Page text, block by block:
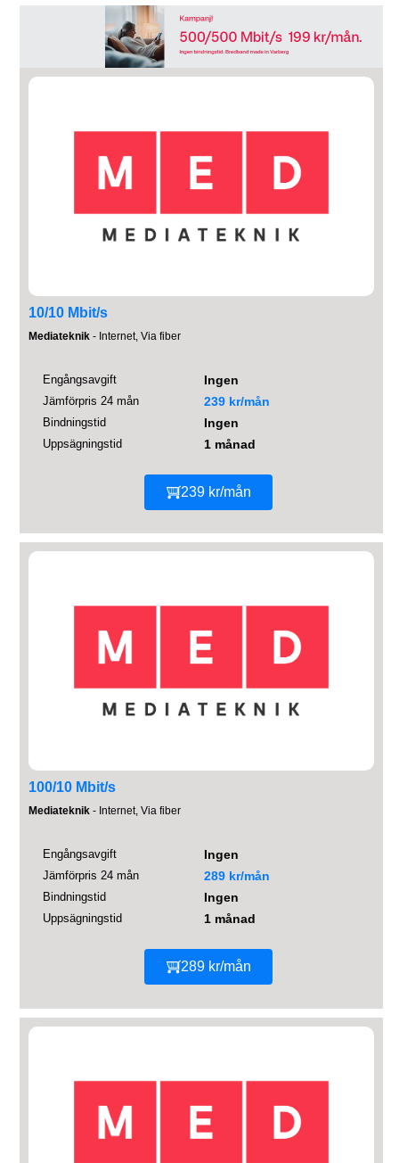
10/10 Mbit/s
Mediateknik - Internet, Via fiber
Engångsavgift Ingen
Jämförpris 24 mån 239 kr/mån
Bindningstid Ingen
Uppsägningstid 1 månad
239 kr/mån
100/10 Mbit/s
Mediateknik - Internet, Via fiber
Engångsavgift Ingen
Jämförpris 24 mån 289 kr/mån
Bindningstid Ingen
Uppsägningstid 1 månad
289 kr/mån